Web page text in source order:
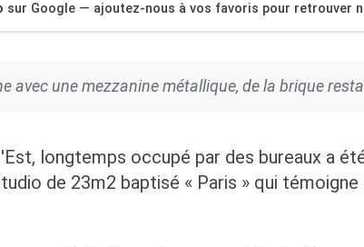
sur Google — ajoutez-nous à vos favoris pour retrouver
avec une mezzanine métallique, de la brique
longtemps occupé par des bureaux a
de 23m2 baptisé « Paris » qui